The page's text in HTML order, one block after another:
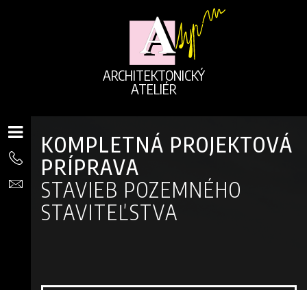
ARCHITEKTONICKÝ
ATELIÉR
KOMPLETNÁ PROJEKTOVÁ
PRÍPRAVA
STAVIEB POZEMNÉHO
STAVITEĽSTVA